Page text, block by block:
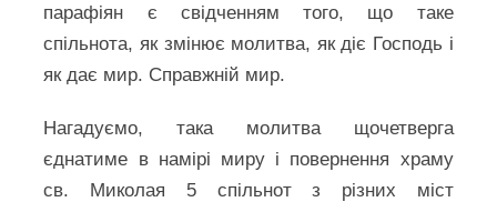
парафіян є свідченням того, що таке
спільнота, як змінює молитва, як діє Господь і
як дає мир. Справжній мир.
Нагадуємо, така молитва щочетверга
єднатиме в намірі миру і повернення храму
св. Миколая 5 спільнот з різних міст